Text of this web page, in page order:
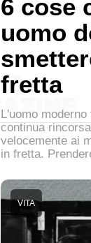
6 cose
uomo
fretta
L'uomo
continua
velocemente ai
in fretta.
VITA